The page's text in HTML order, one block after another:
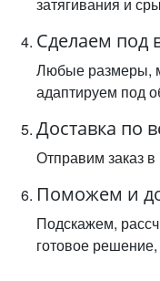
Сделаем под
Любые размеры,
адаптируем под
Доставка по
Отправим заказ
Поможем и
Подскажем,
готовое